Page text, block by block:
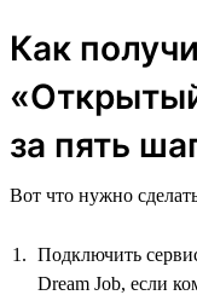
Как
за пять
Вот что нужно
Подключить
Dream Job, если